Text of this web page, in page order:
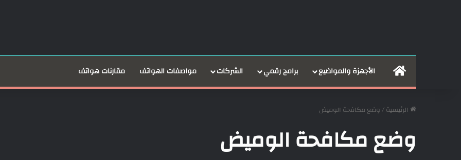
الرئيسيةالأجهزة والمواضيع برامج رقمي الشركات مواصفات الهواتف مقارنات هواتف
الرئيسية/وضع مكافحة الوميض
وضع مكافحة الوميض